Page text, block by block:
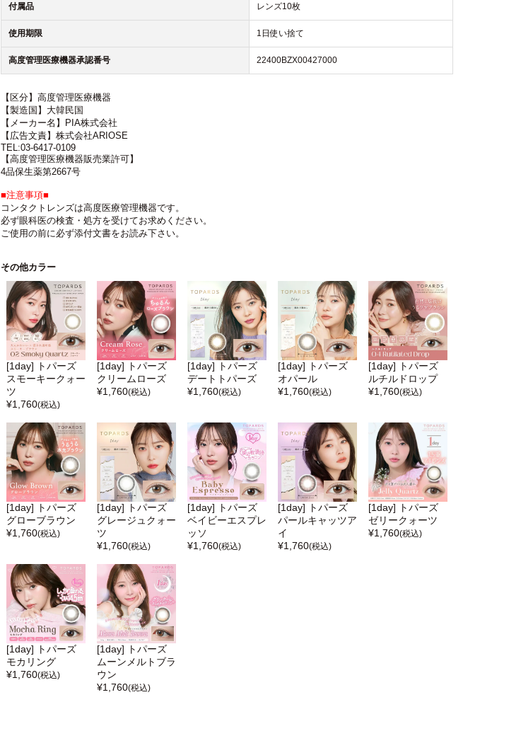
付属品 レンズ10枚
使用期限 1日使い捨て
高度管理医療機器承認番号 22400BZX00427000
【区分】高度管理医療機器
【製造国】大韓民国
【メーカー名】PIA株式会社
【広告文責】株式会社ARIOSE
TEL:03-6417-0109
【高度管理医療機器販売業許可】
4品保生薬第2667号
■注意事項■
コンタクトレンズは高度医療管理機器です。
必ず眼科医の検査・処方を受けてお求めください。
ご使用の前に必ず添付文書をお読み下さい。
その他カラー
[1day] トパーズ
スモーキークォー
ツ
¥1,760(税込)
[1day] トパーズ
クリームローズ
¥1,760(税込)
[1day] トパーズ
デートトパーズ
¥1,760(税込)
[1day] トパーズ
オパール
¥1,760(税込)
[1day] トパーズ
ルチルドロップ
¥1,760(税込)
[1day] トパーズ
グローブラウン
¥1,760(税込)
[1day] トパーズ
グレージュクォー
ツ
¥1,760(税込)
[1day] トパーズ
ベイビーエスプレ
ッソ
¥1,760(税込)
[1day] トパーズ
パールキャッツア
イ
¥1,760(税込)
[1day] トパーズ
ゼリークォーツ
¥1,760(税込)
[1day] トパーズ
モカリング
¥1,760(税込)
[1day] トパーズ
ムーンメルトブラ
ウン
¥1,760(税込)